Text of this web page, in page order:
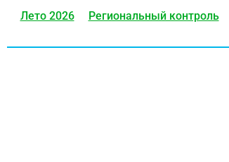
Лето 2026 Региональный контроль